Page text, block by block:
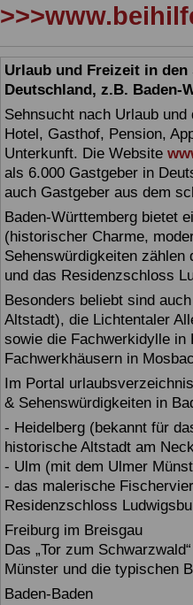
Urlaub und Freizeit in
Deutschland, z.B. Baden-
Sehnsucht nach Urlaub
Hotel, Gasthof, Pension,
Unterkunft. Die Website
als 6.000 Gastgeber in
auch Gastgeber aus dem
Baden-Württemberg bietet
(historischer Charme,
Sehenswürdigkeiten
und das Residenzschloss
Besonders beliebt sind
Altstadt), die Lichtentaler
sowie die Fachwerkidylle in
Fachwerkhäusern in
Im Portal
& Sehenswürdigkeiten in
- Heidelberg (bekannt für
historische Altstadt am
- Ulm (mit dem Ulmer
- das malerische
Residenzschloss
Freiburg im Breisgau
Das „Tor zum
Münster und die typischen
Baden-Baden